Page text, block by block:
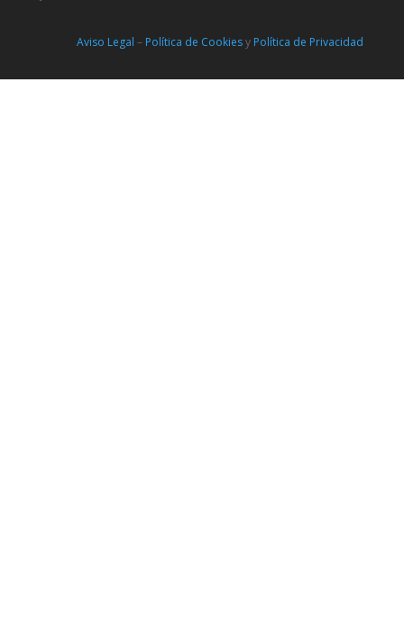
Aviso Legal – Política de Cookiesy Política de Privacidad